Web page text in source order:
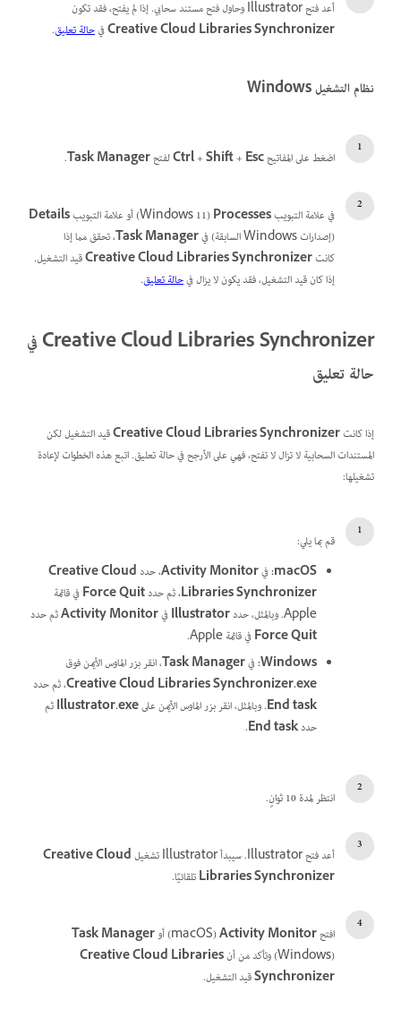
أعد فتح Illustrator وحاول فتح مستند سحابي. إذا لم يفتح، فقد تكون
Creative Cloud Libraries Synchronizerفيحالة تعليق.
نظام التشغيل Windows
اضغط على المفاتيح Ctrl+Shift+ Esc لفتحTask Manager
.
في علامة التبويبProcesses‏(Windows 11) أو علامة التبويب
Details
(إصدارات Windows السابقة) في
Task Manager، تحقق مما إذا
كانتCreative Cloud Libraries Synchronizerقيد التشغيل.
إذا كان قيد التشغيل، فقد يكون لا يزال فيحالة تعليق.
Creative Cloud Libraries Synchronizer في
حالة تعليق
إذا كانتCreative Cloud Libraries Synchronizerقيد التشغيل لكن
المستندات السحابية لا تزال لا تفتح، فهي على الأرجح في حالة تعليق. اتبع هذه الخطوات لإعادة
تشغيلها:
قم بما يلي:
macOS: فيActivity Monitor، حددCreative Cloud
Libraries Synchronizer، ثم حددForce Quitفي قائمة
Apple. وبالمثل، حدد
IllustratorفيActivity Monitorثم حدد
Force Quitفي قائمة Apple.
Windows: فيTask Manager، انقر بزر الماوس الأيمن فوق
Creative Cloud Libraries Synchronizer.exe، ثم حدد
End task. وبالمثل، انقر بزر الماوس الأيمن علىIllustrator.exeثم
حددEnd task
.
انتظر لمدة 10 ثوانٍ.
أعد فتح Illustrator. سيبدأ Illustrator تشغيل
Creative Cloud
Libraries Synchronizerتلقائيًا.
افتحActivity Monitor‏(macOS) أو
Task Manager
‏(Windows) وتأكد من أن
Creative Cloud Libraries
Synchronizerقيد التشغيل.